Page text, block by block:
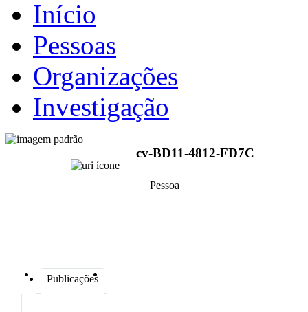
Início
Pessoas
Organizações
Investigação
cv-BD11-4812-FD7C
Pessoa
Publicações